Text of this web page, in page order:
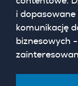
i
komunikację
biznesowych